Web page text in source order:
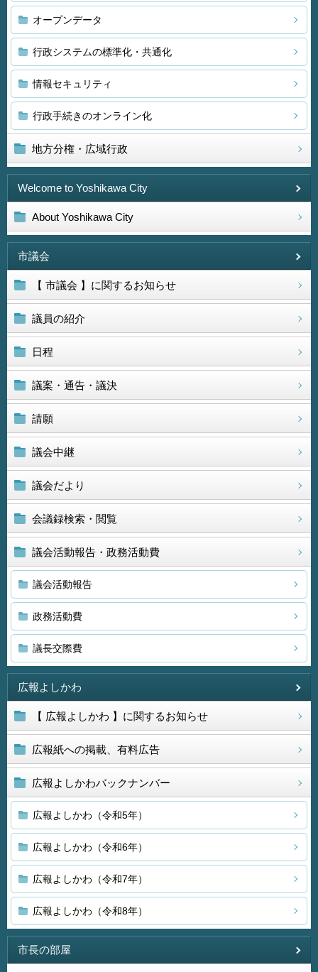
オープンデータ
行政システムの標準化・共通化
情報セキュリティ
行政手続きのオンライン化
地方分権・広域行政
Welcome to Yoshikawa City
About Yoshikawa City
市議会
【 市議会 】に関するお知らせ
議員の紹介
日程
議案・通告・議決
請願
議会中継
議会だより
会議録検索・閲覧
議会活動報告・政務活動費
議会活動報告
政務活動費
議長交際費
広報よしかわ
【 広報よしかわ 】に関するお知らせ
広報紙への掲載、有料広告
広報よしかわバックナンバー
広報よしかわ（令和5年）
広報よしかわ（令和6年）
広報よしかわ（令和7年）
広報よしかわ（令和8年）
市長の部屋